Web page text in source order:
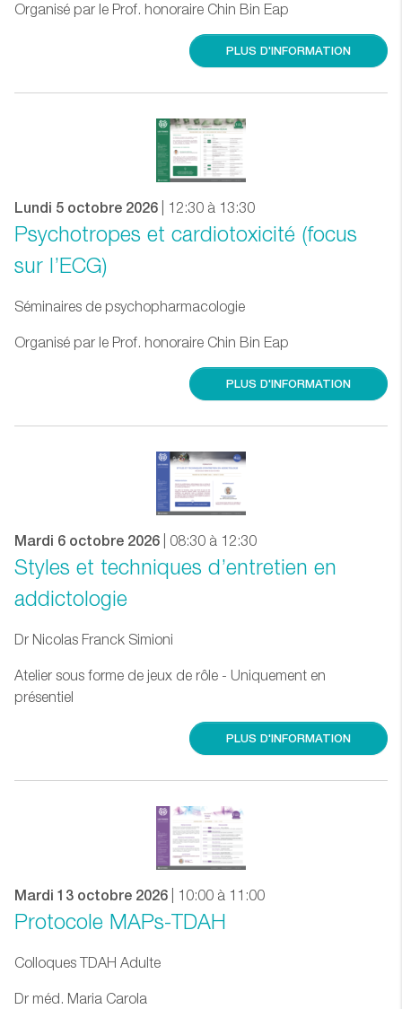
Organisé par le Prof. honoraire Chin Bin Eap
PLUS D'INFORMATION
Lundi 5 octobre 2026 | 12:30 à 13:30
Psychotropes et cardiotoxicité (focus
sur l’ECG)
Séminaires de psychopharmacologie
Organisé par le Prof. honoraire Chin Bin Eap
PLUS D'INFORMATION
Mardi 6 octobre 2026 | 08:30 à 12:30
Styles et techniques d’entretien en
addictologie
Dr Nicolas Franck Simioni
Atelier sous forme de jeux de rôle - Uniquement en
présentiel
PLUS D'INFORMATION
Mardi 13 octobre 2026 | 10:00 à 11:00
Protocole MAPs-TDAH
Colloques TDAH Adulte
Dr méd. Maria Carola